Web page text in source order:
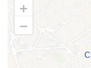
solamente a dei sicuri
Sabina Marathon Club è in
davvero offrire questa
Marathon Club è una grande
amichevole e sereno in cui
vuoi iscriverti o
mandare un messaggio